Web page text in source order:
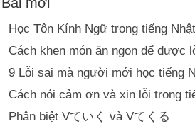
Học Tôn Kính Ngữ trong tiếng Nhật
Cách khen món ăn ngon để được
9 Lỗi sai mà người mới học tiếng
Cách nói cảm ơn và xin lỗi trong
Phân biệt Vていく và Vてくる